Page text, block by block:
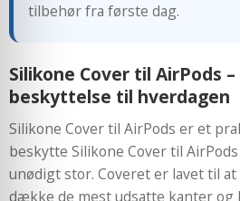
tilbehør fra første dag.
Silikone Cover til AirPods
beskyttelse til hverdagen
Silikone Cover til AirPods er et
beskytte Silikone Cover til
unødigt stor. Coveret er lavet til
dække de mest udsatte kanter og